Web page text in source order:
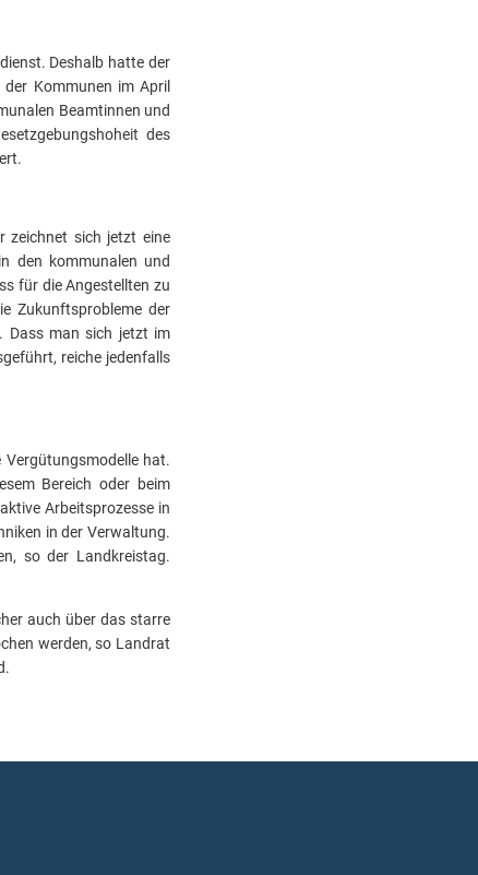
Deshalb hatte der
Kommunen im April
Beamtinnen und
des
zeichnet sich jetzt eine
den kommunalen und
für die Angestellten zu
Zukunftsprobleme der
Dass man sich jetzt im
reiche jedenfalls
hat.
Bereich oder beim
Arbeitsprozesse in
in der Verwaltung.
so der Landkreistag.
auch über das starre
werden, so Landrat